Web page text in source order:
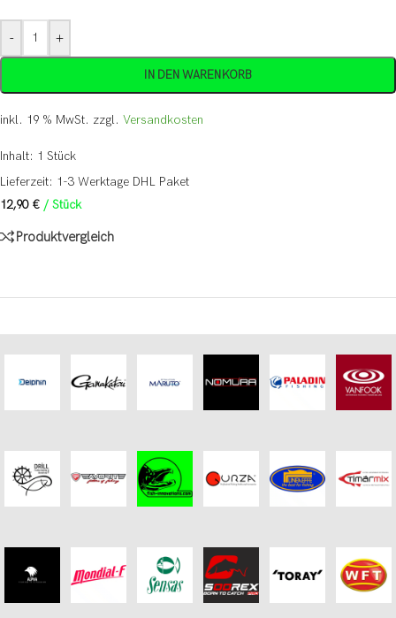
- +
IN DEN WARENKORB
inkl. 19 % MwSt. zzgl. Versandkosten
Inhalt: 1 Stück
Lieferzeit: 1-3 Werktage DHL Paket
12,90 € / Stück
Produktvergleich